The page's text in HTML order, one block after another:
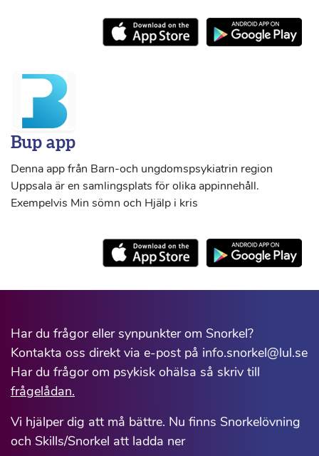
Bup app
Denna app från Barn-och ungdomspsykiatrin region
Uppsala är en samlingsplats för olika appinnehåll.
Exempelvis Min sömn och Hjälp i kris
Har du frågor eller synpunkter om Snorkel?
Kontakta oss direkt via e-post på info.snorkel@lul.se
Har du frågor om psykisk ohälsa så skriv till
frågelådan.
Vi hjälper dig att må bättre. Nu finns Snorkelövning
och Skills/Snorkel att ladda ner